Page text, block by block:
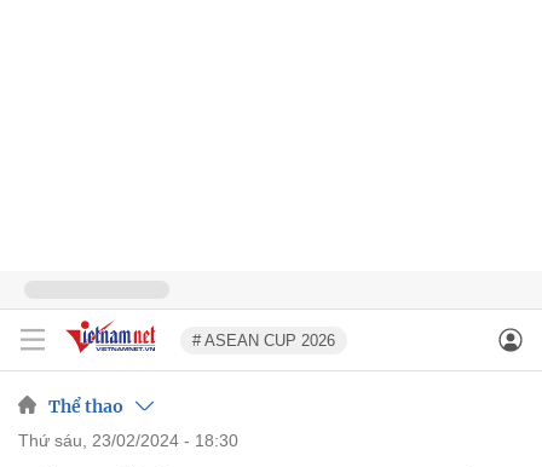
# ASEAN CUP 2026
Thể thao
thứ sáu, 23/02/2024 - 18:30